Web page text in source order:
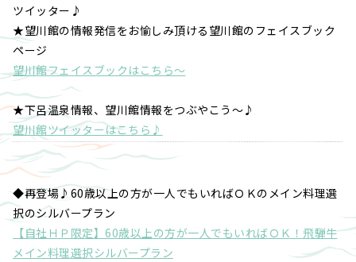
ツイッター♪
★望川館の情報発信をお愉しみ頂ける望川館のフェイスブック
ページ
望川館フェイスブックはこちら～
★下呂温泉情報、望川館情報をつぶやこう～♪
望川館ツイッターはこちら♪
◆再登場♪60歳以上の方が一人でもいればＯＫのメイン料理選
択のシルバープラン
【自社ＨＰ限定】60歳以上の方が一人でもいればＯＫ！飛騨牛
メイン料理選択シルバープラン